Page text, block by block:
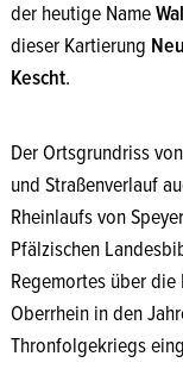
der heutige Name
dieser Kartierung
Kescht.
Der Ortsgrundriss
und Straßenverlauf
Rheinlaufs von
Pfälzischen
Regemortes über
Oberrhein in den
Thronfolgekriegs